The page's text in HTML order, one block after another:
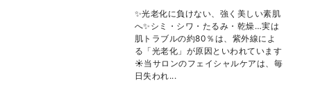
✨光老化に負けない、強く美しい素肌
へ✨シミ・シワ・たるみ・乾燥…実は
肌トラブルの約80％は、紫外線によ
る「光老化」が原因といわれています
☀️当サロンのフェイシャルケアは、毎
日失われ...